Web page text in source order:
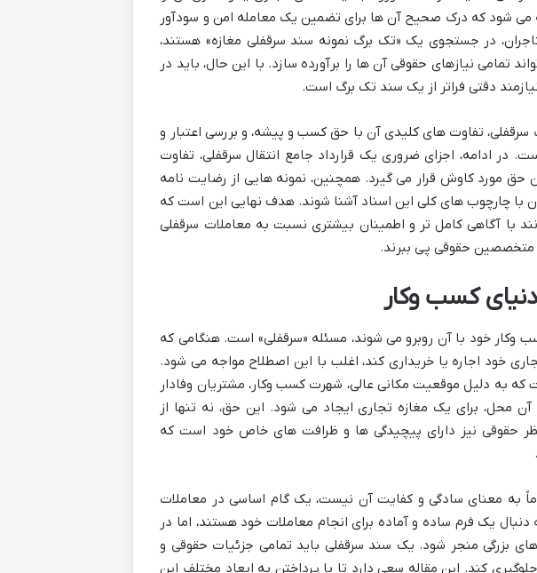
می شود که درک صحیح آن ها برای تضمین یک معامله امن و سودآور
در جستجوی یک «تک برگ نمونه سند سرقفلی مغازه» هستند،
تمامی نیازهای حقوقی آن ها را برآورده سازد. با این حال، باید در
دقتی فراتر از یک سند تک برگ است.
تفاوت های کلیدی آن با حق کسب و پیشه، و بررسی اعتبار و
در ادامه، اجزای ضروری یک قرارداد جامع انتقال سرقفلی، تفاوت
حق مورد کاوش قرار می گیرد. همچنین، نمونه هایی از رضایت نامه
با چارچوب های کلی این اسناد آشنا شوند. هدف نهایی این است که
با آگاهی کامل تر و اطمینان بیشتری نسبت به معاملات سرقفلی
متخصصین حقوقی پی ببرند.
کسب وکار
وکار خود با آن روبرو می شوند، مسئله «سرقفلی» است. هنگامی که
خود اجاره یا خریداری کند، اغلب با این اصطلاح مواجه می شود.
به دلیل موقعیت مکانی عالی، شهرت کسب وکار، مشتریان وفادار
محل، برای یک مغازه تجاری ایجاد می شود. این حق، نه تنها از
نظر حقوقی نیز دارای پیچیدگی ها و ظرافت های خاص خود است که
به معنای سادگی و کفایت آن نیست، یک گام اساسی در معاملات
یک فرم ساده و آماده برای انجام معاملات خود هستند، اما در
بزرگی منجر شود. یک سند سرقفلی باید تمامی جزئیات حقوقی و
کند. این مقاله سعی دارد تا با پرداختن به ابعاد مختلف این